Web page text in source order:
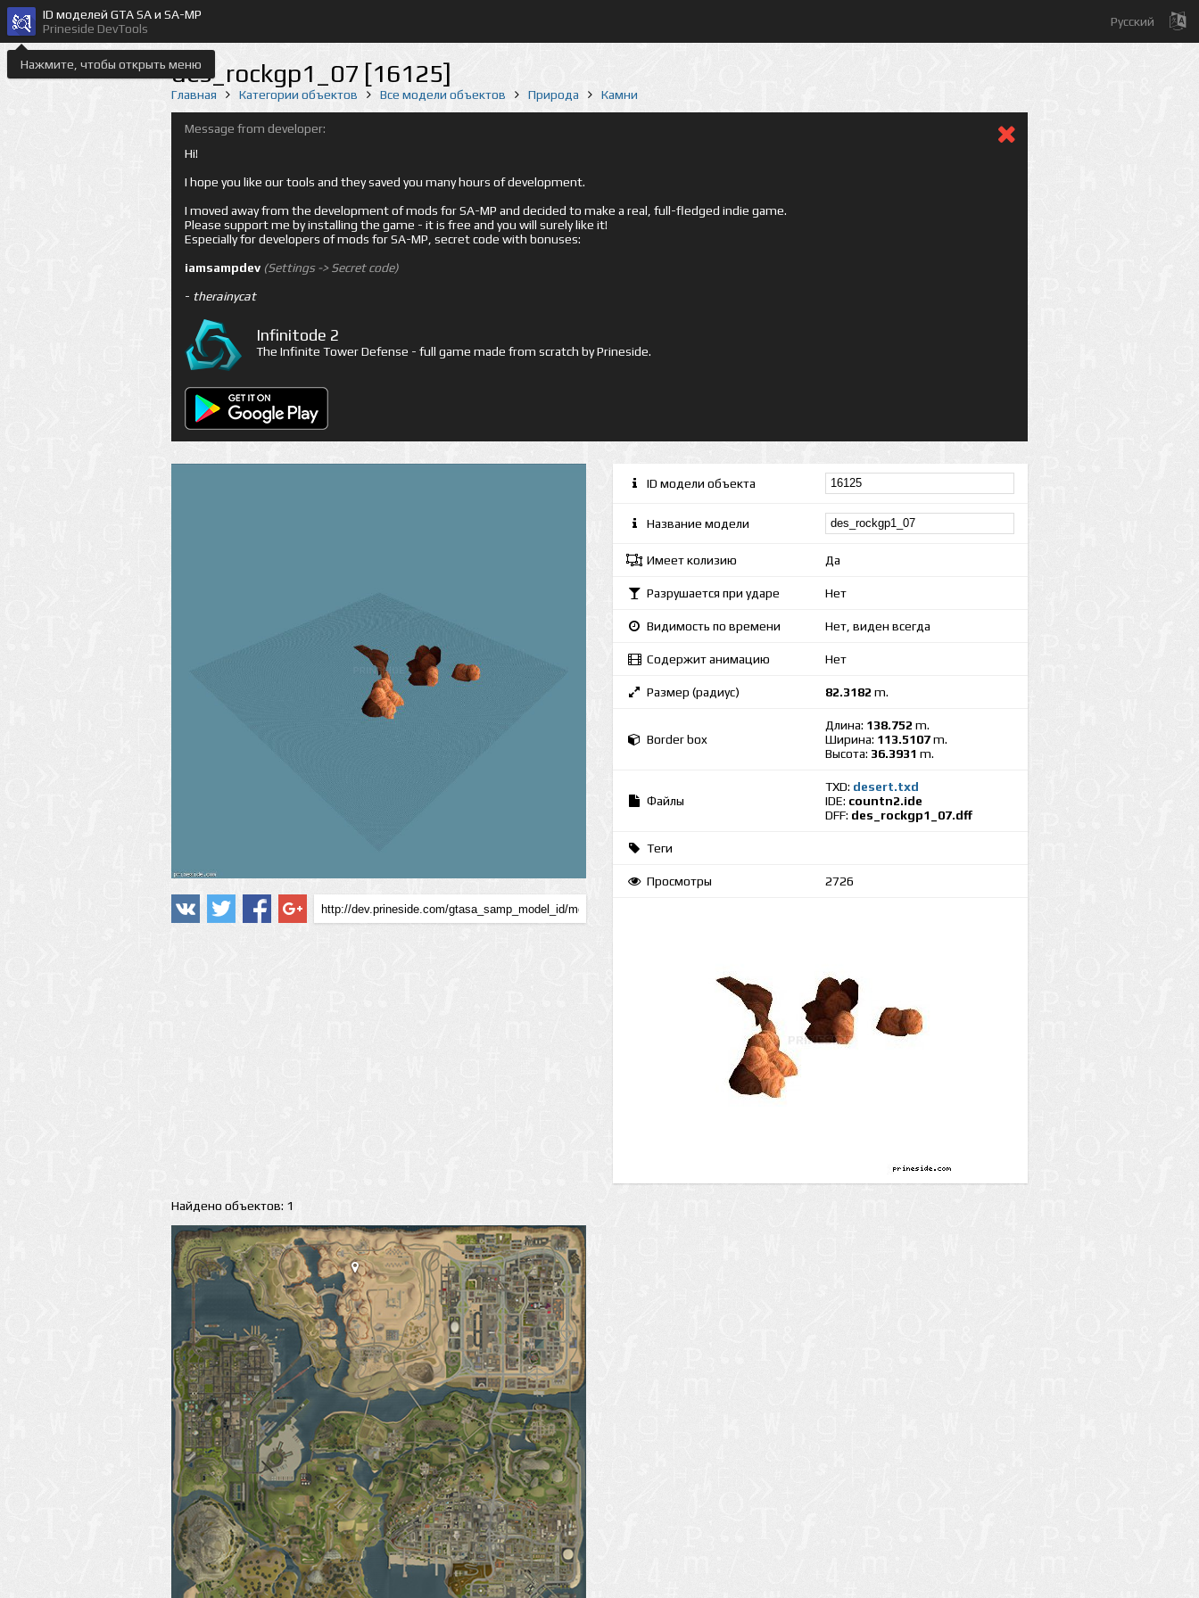
Нажмите, чтобы открыть меню
ID моделей GTA SA и SA-MP
Prineside DevTools
Русский
des_rockgp1_07 [16125]
Главная Категории объектов Все модели объектов Природа Камни
Message from developer:
Hi!
I hope you like our tools and they saved you many hours of development.
I moved away from the development of mods for SA-MP and decided to make a real, full-fledged indie game.
Please support me by installing the game - it is free and you will surely like it!
Especially for developers of mods for SA-MP, secret code with bonuses:
iamsampdev (Settings -> Secret code)
- therainycat
Infinitode 2
The Infinite Tower Defense - full game made from scratch by Prineside.
Найдено объектов: 1
ID модели объекта
Название модели
Имеет колизию Да
Разрушается при ударе Нет
Видимость по времени Нет, виден всегда
Содержит анимацию Нет
Размер (радиус) 82.3182 m.
Border box
Длина: 138.752 m.
Ширина: 113.5107m.
Высота: 36.3931 m.
Файлы
TXD: desert.txd
IDE: countn2.ide
DFF: des_rockgp1_07.dff
Теги
Просмотры 2726